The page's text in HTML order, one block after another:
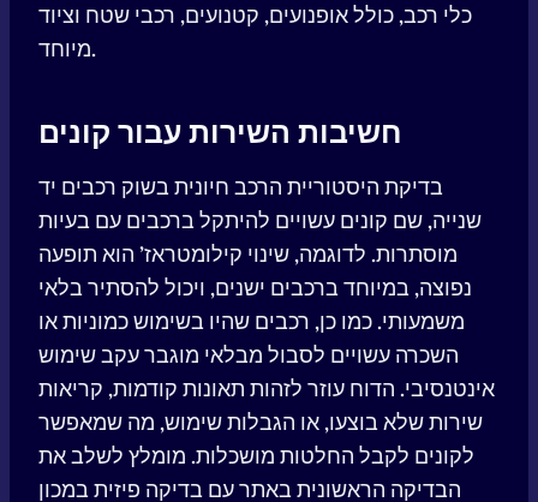
כלי רכב, כולל אופנועים, קטנועים, רכבי שטח וציוד
מיוחד.
חשיבות השירות עבור קונים
בדיקת היסטוריית הרכב חיונית בשוק רכבים יד
שנייה, שם קונים עשויים להיתקל ברכבים עם בעיות
מוסתרות. לדוגמה, שינוי קילומטראז’ הוא תופעה
נפוצה, במיוחד ברכבים ישנים, ויכול להסתיר בלאי
משמעותי. כמו כן, רכבים שהיו בשימוש כמוניות או
השכרה עשויים לסבול מבלאי מוגבר עקב שימוש
אינטנסיבי. הדוח עוזר לזהות תאונות קודמות, קריאות
שירות שלא בוצעו, או הגבלות שימוש, מה שמאפשר
לקונים לקבל החלטות מושכלות. מומלץ לשלב את
הבדיקה הראשונית באתר עם בדיקה פיזית במכון